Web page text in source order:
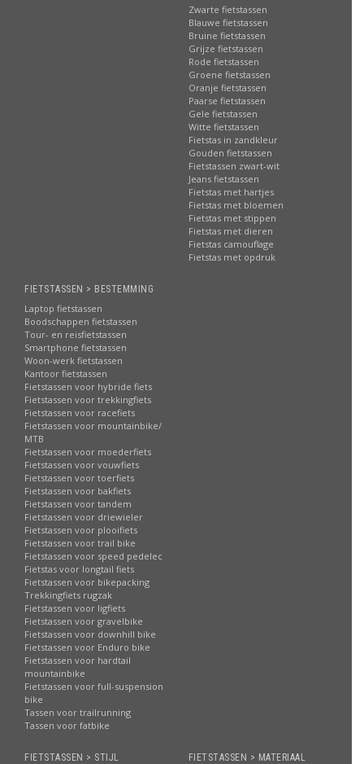
Zwarte fietstassen
Blauwe fietstassen
Bruine fietstassen
Grijze fietstassen
Rode fietstassen
Groene fietstassen
Oranje fietstassen
Paarse fietstassen
Gele fietstassen
Witte fietstassen
Fietstas in zandkleur
Gouden fietstassen
Fietstassen zwart-wit
Jeans fietstassen
Fietstas met hartjes
Fietstas met bloemen
Fietstas met stippen
Fietstas met dieren
Fietstas camouflage
Fietstas met opdruk
FIETSTASSEN > BESTEMMING
Laptop fietstassen
Boodschappen fietstassen
Tour- en reisfietstassen
Smartphone fietstassen
Woon-werk fietstassen
Kantoor fietstassen
Fietstassen voor hybride fiets
Fietstassen voor trekkingfiets
Fietstassen voor racefiets
Fietstassen voor mountainbike/
MTB
Fietstassen voor moederfiets
Fietstassen voor vouwfiets
Fietstassen voor toerfiets
Fietstassen voor bakfiets
Fietstassen voor tandem
Fietstassen voor driewieler
Fietstassen voor plooifiets
Fietstassen voor trail bike
Fietstassen voor speed pedelec
Fietstas voor longtail fiets
Fietstassen voor bikepacking
Trekkingfiets rugzak
Fietstassen voor ligfiets
Fietstassen voor gravelbike
Fietstassen voor downhill bike
Fietstassen voor Enduro bike
Fietstassen voor hardtail
mountainbike
Fietstassen voor full-suspension
bike
Tassen voor trailrunning
Tassen voor fatbike
FIETSTASSEN > STIJL FIETSTASSEN > MATERIAAL